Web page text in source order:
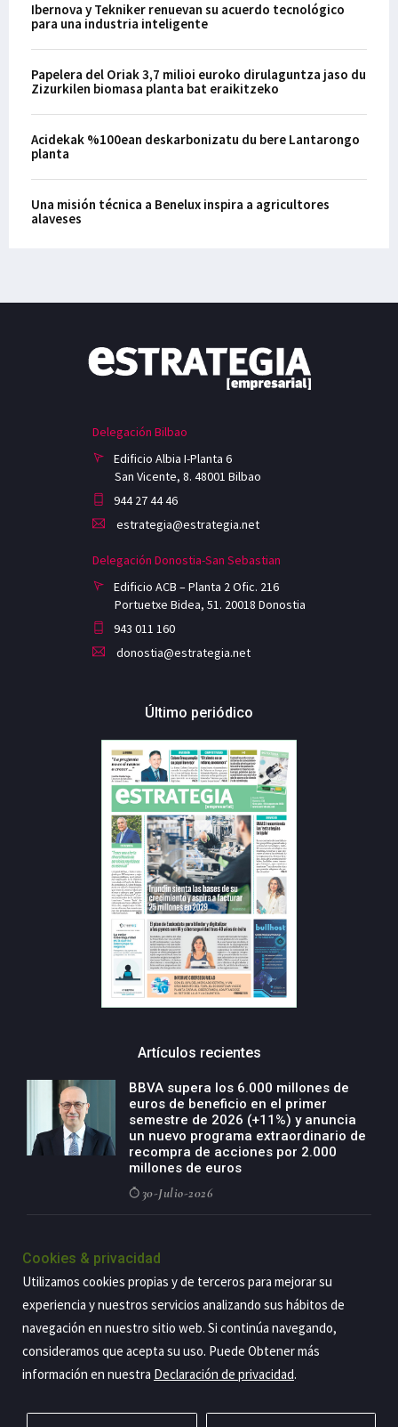
Ibernova y Tekniker renuevan su acuerdo tecnológico
para una industria inteligente
Papelera del Oriak 3,7 milioi euroko dirulaguntza jaso du
Zizurkilen biomasa planta bat eraikitzeko
Acidekak %100ean deskarbonizatu du bere Lantarongo
planta
Una misión técnica a Benelux inspira a agricultores
alaveses
Delegación Bilbao
Edificio Albia I-Planta 6
San Vicente, 8. 48001 Bilbao
944 27 44 46
estrategia@estrategia.net
Delegación Donostia-San Sebastian
Edificio ACB – Planta 2 Ofic. 216
Portuetxe Bidea, 51. 20018 Donostia
943 011 160
donostia@estrategia.net
Último periódico
Artículos recientes
BBVA supera los 6.000 millones de
euros de beneficio en el primer
semestre de 2026 (+11%) y anuncia
un nuevo programa extraordinario de
recompra de acciones por 2.000
millones de euros
30-Julio-2026
negocio agro con un modelo global
de especialización presente en siete
países
29-Julio-2026
Cookies & privacidad
Utilizamos cookies propias y de terceros para mejorar su
experiencia y nuestros servicios analizando sus hábitos de
navegación en nuestro sitio web. Si continúa navegando,
consideramos que acepta su uso. Puede Obtener más
información en nuestra Declaración de privacidad.